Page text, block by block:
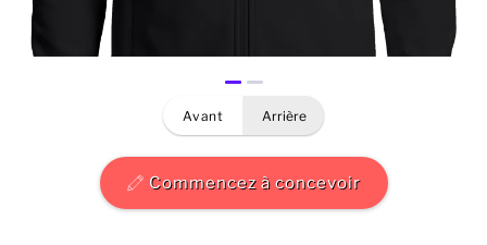
Hommes
avant arrière
Commencez à concevoir